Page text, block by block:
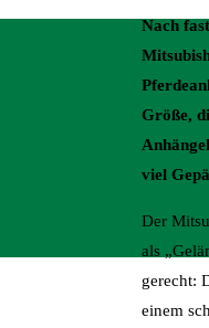
Nach
Größe,
viel
Der
als
gerecht:
einem